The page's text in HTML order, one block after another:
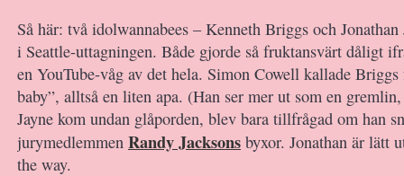
Så här: två idolwannabees – Kenneth Briggs och
i Seattle-uttagningen. Både gjorde så fruktansvärt dåligt
en YouTube-våg av det hela. Simon Cowell kallade Briggs
baby”, alltså en liten apa. (Han ser mer ut som en
Jayne kom undan glåporden, blev bara tillfrågad om han
jurymedlemmen Randy Jacksons byxor. Jonathan är lätt
the way.